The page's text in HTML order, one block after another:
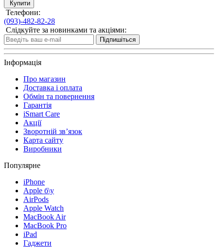
Купити
Телефони:
(093)-482-82-28
Слідкуйте за новинками та акціями:
Підпишіться
Інформація
Про магазин
Доставка і оплата
Обмін та повернення
Гарантія
iSmart Care
Акції
Зворотній зв’язок
Карта сайту
Виробники
Популярне
iPhone
Apple б\у
AirPods
Apple Watch
MacBook Air
MacBook Pro
iPad
Гаджети